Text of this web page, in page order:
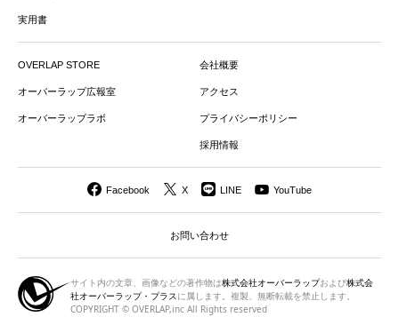
実用書
OVERLAP STORE
オーバーラップ広報室
オーバーラップラボ
会社概要
アクセス
プライバシーポリシー
採用情報
Facebook X LINE YouTube
お問い合わせ
サイト内の文章、画像などの著作物は株式会社オーバーラップおよび株式会
社オーバーラップ・プラス に属します。複製、無断転載を禁止します。
COPYRIGHT © OVERLAP,inc All Rights reserved